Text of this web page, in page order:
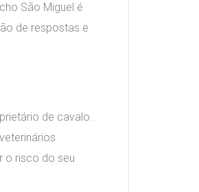
São Miguel é
de respostas e
de cavalo.
o risco do seu